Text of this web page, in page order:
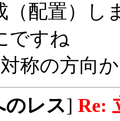
（配置）し
ですね
称の方向
のレス] Re: